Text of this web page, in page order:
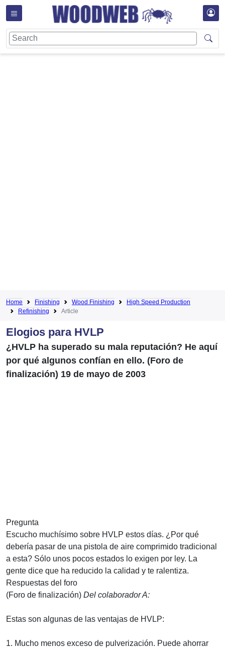
Home Finishing Wood Finishing
High Speed Production
Refinishing
Article
Elogios para HVLP
¿HVLP ha superado su mala reputación? He aquí
por qué algunos confían en ello. (Foro de
finalización) 19 de mayo de 2003
Pregunta
Escucho muchísimo sobre HVLP estos días. ¿Por qué
debería pasar de una pistola de aire comprimido tradicional
a esta? Sólo unos pocos estados lo exigen por ley. La
gente dice que ha reducido la calidad y te ralentiza.
Respuestas del foro
(Foro de finalización) Del colaborador A:
Estas son algunas de las ventajas de HVLP:
1. Mucho menos exceso de pulverización. Puede ahorrar